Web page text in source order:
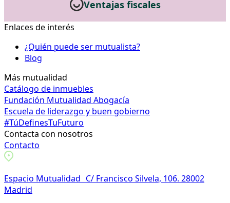
Ventajas fiscales
Enlaces de interés
¿Quién puede ser mutualista?
Blog
Más mutualidad
Catálogo de inmuebles
Fundación Mutualidad Abogacía
Escuela de liderazgo y buen gobierno
#TúDefinesTuFuturo
Contacta con nosotros
Contacto
Espacio Mutualidad C/ Francisco Silvela, 106. 28002
Madrid